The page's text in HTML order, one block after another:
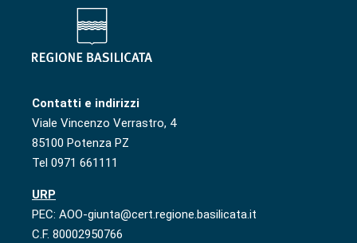
Contatti e indirizzi
Viale Vincenzo Verrastro, 4
85100 Potenza PZ
Tel 0971 661111
URP
PEC: AOO-giunta@cert.regione.basilicata.it
C.F. 80002950766